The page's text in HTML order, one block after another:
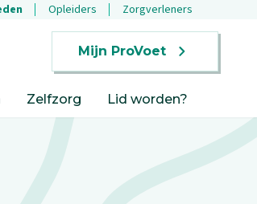
Opleiders Zorgverleners
Mijn ProVoet
Zelfzorg Lid worden?